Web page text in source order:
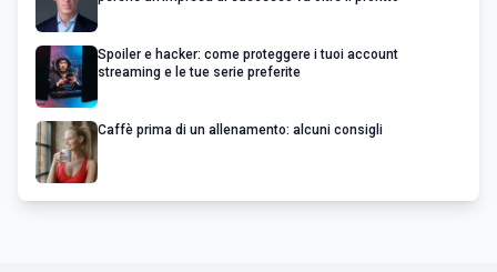
Spoiler e hacker: come proteggere i tuoi account
streaming e le tue serie preferite
Caffè prima di un allenamento: alcuni consigli